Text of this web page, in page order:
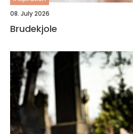
08. July 2026
Brudekjole